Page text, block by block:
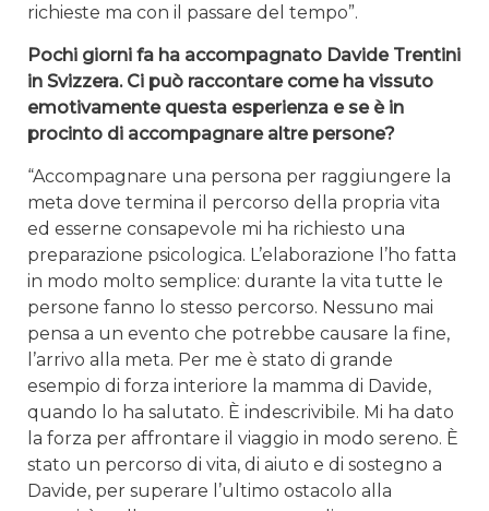
richieste ma con il passare del tempo”.
Pochi giorni fa ha accompagnato Davide Trentini
in Svizzera. Ci può raccontare come ha vissuto
emotivamente questa esperienza e se è in
procinto di accompagnare altre persone?
“Accompagnare una persona per raggiungere la
meta dove termina il percorso della propria vita
ed esserne consapevole mi ha richiesto una
preparazione psicologica. L’elaborazione l’ho fatta
in modo molto semplice: durante la vita tutte le
persone fanno lo stesso percorso. Nessuno mai
pensa a un evento che potrebbe causare la fine,
l’arrivo alla meta. Per me è stato di grande
esempio di forza interiore la mamma di Davide,
quando lo ha salutato. È indescrivibile. Mi ha dato
la forza per affrontare il viaggio in modo sereno. È
stato un percorso di vita, di aiuto e di sostegno a
Davide, per superare l’ultimo ostacolo alla